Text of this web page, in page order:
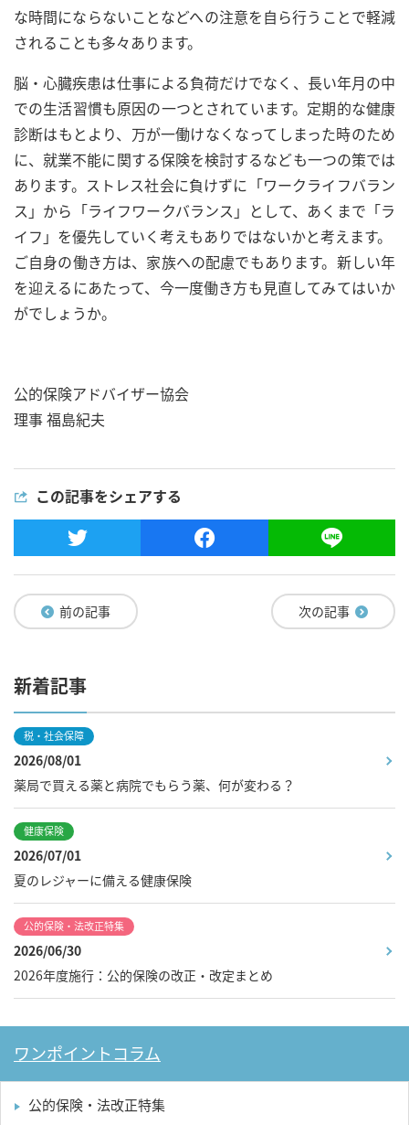
な時間にならないことなどへの注意を自ら行うことで軽減
されることも多々あります。
脳・心臓疾患は仕事による負荷だけでなく、長い年月の中
での生活習慣も原因の一つとされています。定期的な健康
診断はもとより、万が一働けなくなってしまった時のため
に、就業不能に関する保険を検討するなども一つの策では
あります。ストレス社会に負けずに「ワークライフバラン
ス」から「ライフワークバランス」として、あくまで「ラ
イフ」を優先していく考えもありではないかと考えます。
ご自身の働き方は、家族への配慮でもあります。新しい年
を迎えるにあたって、今一度働き方も見直してみてはいか
がでしょうか。
公的保険アドバイザー協会
理事 福島紀夫
この記事をシェアする
前の記事 次の記事
ワンポイントコラム
公的保険・法改正特集
新着記事
2026/08/01
税・社会保障
薬局で買える薬と病院でもらう薬、何が変わる？
2026/07/01
健康保険
夏のレジャーに備える健康保険
2026/06/30
公的保険・法改正特集
2026年度施行：公的保険の改正・改定まとめ